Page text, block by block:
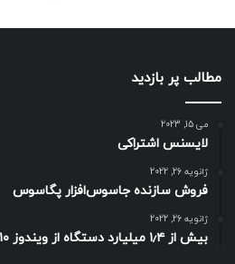
مطالب پر بازدید
می 15, 2023
لایسنس اشتراکی
ژانویه 26, 2022
فروش سازنده جاسوس‌افزار پگاسوس
ژانویه 26, 2022
بیش از ۱٫۴ میلیارد دستگاه از ویندوز ۱۰ و ویندوز ۱۱ استفاده می‌کنند